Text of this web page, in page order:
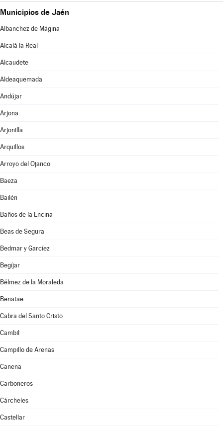
Municipios de Jaén
Albanchez de Mágina
Alcalá la Real
Alcaudete
Aldeaquemada
Andújar
Arjona
Arjonilla
Arquillos
Arroyo del Ojanco
Baeza
Bailén
Baños de la Encina
Beas de Segura
Bedmar y Garcíez
Begíjar
Bélmez de la Moraleda
Benatae
Cabra del Santo Cristo
Cambil
Campillo de Arenas
Canena
Carboneros
Cárcheles
Castellar